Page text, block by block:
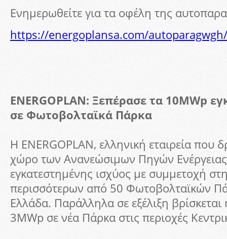
Ενημερωθείτε για τα οφέλη της
https://energoplansa.com/autoparagwgh/
ENERGOPLAN: Ξεπέρασε τα 10MWp
σε Φωτοβολταϊκά Πάρκα
Η ENERGOPLAN, ελληνική εταιρεία που
χώρο των Ανανεώσιμων Πηγών
εγκατεστημένης ισχύος με συμμετοχή
περισσότερων από 50 Φωτοβολταϊκών
Ελλάδα. Παράλληλα σε εξέλιξη
3MWp σε νέα Πάρκα στις περιοχές